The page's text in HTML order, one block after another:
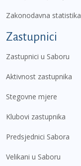
Zakonodavna statistika
Zastupnici
Zastupnici u Saboru
Aktivnost zastupnika
Stegovne mjere
Klubovi zastupnika
Predsjednici Sabora
Velikani u Saboru